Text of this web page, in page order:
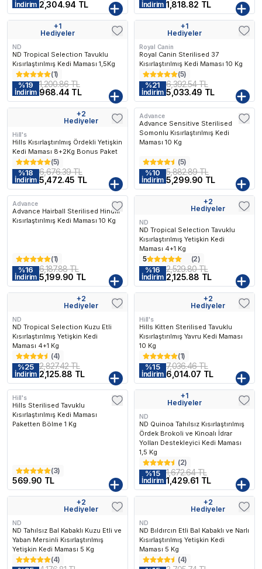
İndirim 2,304.94 TL
İndirim 1,818.82 TL
+1
Hediyeler
ND
ND Tropical Selection Tavuklu
Kısırlaştırılmış Kedi Maması 1,5Kg
(1)
%19
İndirim
1,200.86 TL
968.44 TL
Kargo Bedava+1
Hediyeler
Royal Canin
Royal Canin Sterilised 37
Kısırlaştırılmış Kedi Maması 10 Kg
(5)
%21
İndirim
6,392.54 TL
5,033.49 TL
En Çok Favorilenen En Çok Favorilenen
+2
Hediyeler
Hill's
Hills Kısırlaştırılmış Ördekli Yetişkin
Kedi Maması 8+2Kg Bonus Paket
(5)
%18
İndirim
6,676.39 TL
5,472.45 TL
Kargo Bedava
Advance
Advance Sensitive Sterilised
Somonlu Kısırlaştırılmış Kedi
Maması 10 Kg
(5)
%10
İndirim
5,882.89 TL
5,299.90 TL
Kargo Bedava
Advance
Advance Hairball Sterilised Hindili
Kısırlaştırılmış Kedi Maması 10 Kg
(1)
%16
İndirim
6,187.88 TL
5,199.90 TL
+2
Hediyeler
ND
ND Tropical Selection Tavuklu
Kısırlaştırılmış Yetişkin Kedi
Maması 4+1 Kg
5 (2)
%16
İndirim
2,529.80 TL
2,125.88 TL
+2
Hediyeler
ND
ND Tropical Selection Kuzu Etli
Kısırlaştırılmış Yetişkin Kedi
Maması 4+1 Kg
(4)
%25
İndirim
2,827.42 TL
2,125.88 TL
+2
Hediyeler
Hill's
Hills Kitten Sterilised Tavuklu
Kısırlaştırılmış Yavru Kedi Maması
10 Kg
(1)
%15
İndirim
7,036.46 TL
6,014.07 TL
Hill's
Hills Sterilised Tavuklu
Kısırlaştırılmış Kedi Maması
Paketten Bölme 1 Kg
(3)
569.90 TL
Kargo Bedava+1
Hediyeler
ND
ND Quinoa Tahılsız Kısırlaştırılmış
Ördek Brokoli ve Kinoalı İdrar
Yolları Destekleyici Kedi Maması
1,5 Kg
(2)
%15
İndirim
1,672.64 TL
1,429.61 TL
+2
Hediyeler
ND
ND Tahılsız Bal Kabaklı Kuzu Etli ve
Yaban Mersinli Kısırlaştırılmış
Yetişkin Kedi Maması 5 Kg
(4)
+2
Hediyeler
ND
ND Bıldırcın Etli Bal Kabaklı ve Narlı
Kısırlaştırılmış Yetişkin Kedi
Maması 5 Kg
(4)